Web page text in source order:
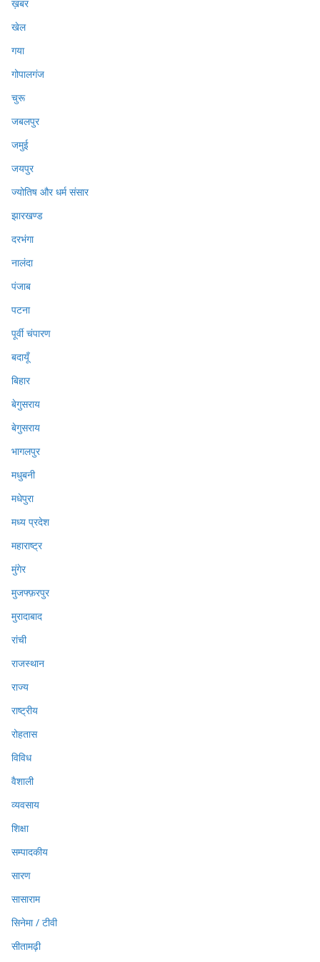
ख़बर
खेल
गया
गोपालगंज
चुरू
जबलपुर
जमुई
जयपुर
ज्योतिष और धर्म संसार
झारखण्ड
दरभंगा
नालंदा
पंजाब
पटना
पूर्वी चंपारण
बदायूँ
बिहार
बेगुसराय
बेगुसराय
भागलपुर
मधुबनी
मधेपुरा
मध्य प्रदेश
महाराष्ट्र
मुंगेर
मुजफ्फ़रपुर
मुरादाबाद
रांची
राजस्थान
राज्य
राष्ट्रीय
रोहतास
विविध
वैशाली
व्यवसाय
शिक्षा
सम्पादकीय
सारण
सासाराम
सिनेमा / टीवी
सीतामढ़ी